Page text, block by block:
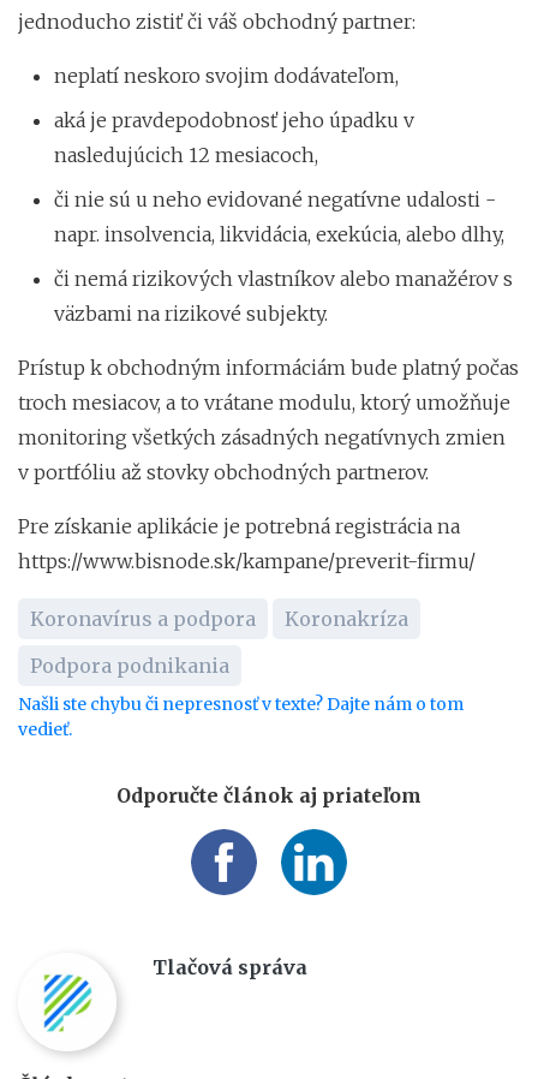
jednoducho zistiť či váš obchodný partner:
neplatí neskoro svojim dodávateľom,
aká je pravdepodobnosť jeho úpadku v
nasledujúcich 12 mesiacoch,
či nie sú u neho evidované negatívne udalosti -
napr. insolvencia, likvidácia, exekúcia, alebo dlhy,
či nemá rizikových vlastníkov alebo manažérov s
väzbami na rizikové subjekty.
Prístup k obchodným informáciám bude platný počas
troch mesiacov, a to vrátane modulu, ktorý umožňuje
monitoring všetkých zásadných negatívnych zmien
v portfóliu až stovky obchodných partnerov.
Pre získanie aplikácie je potrebná registrácia na
https://www.bisnode.sk/kampane/preverit-firmu/
Koronavírus a podpora
Koronakríza
Podpora podnikania
Našli ste chybu či nepresnosť v texte? Dajte nám o tom
vedieť.
Odporučte článok aj priateľom
Tlačová správa